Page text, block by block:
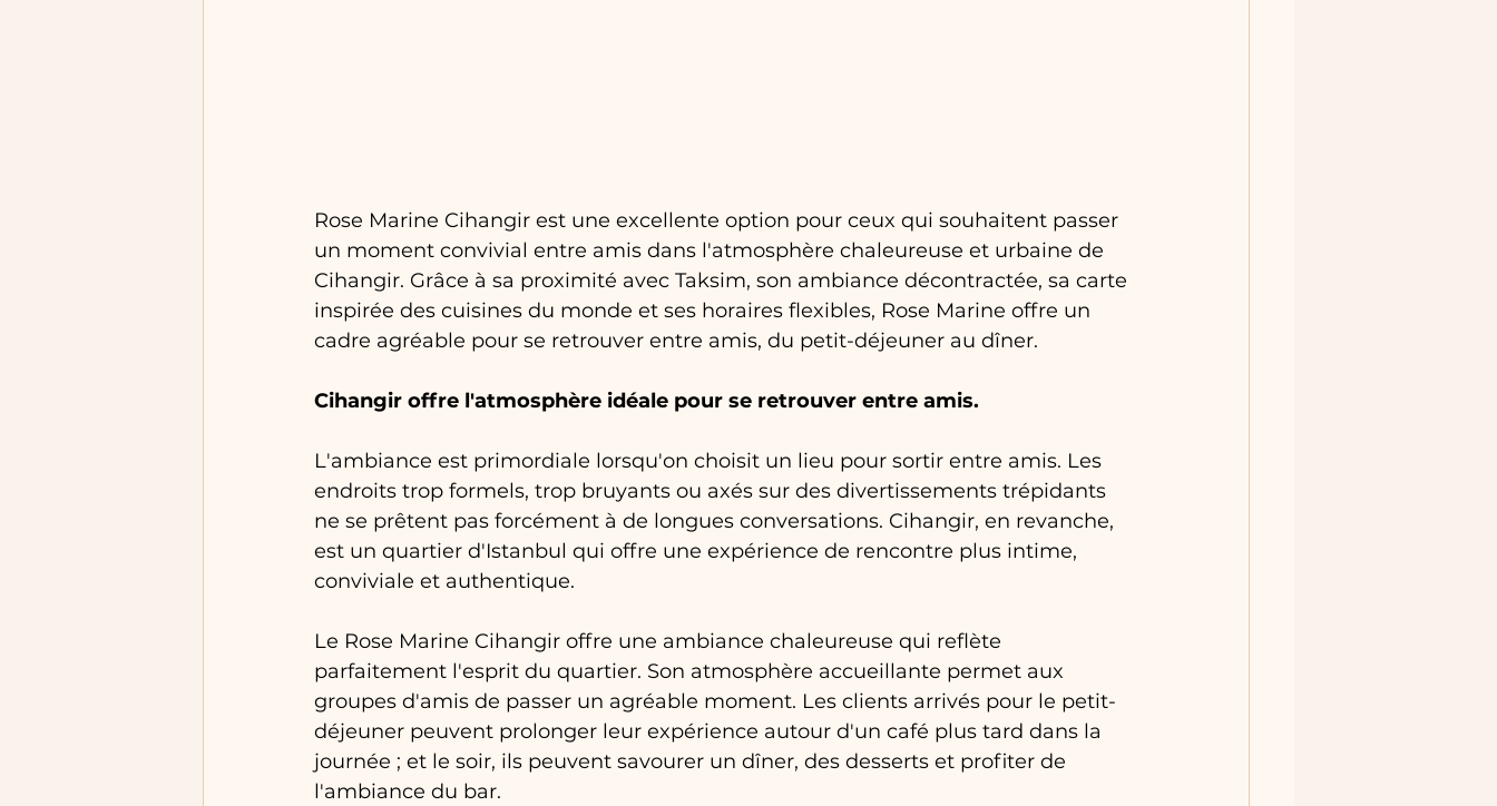
Rose Marine Cihangir est une excellente option pour ceux qui souhaitent passer
un moment convivial entre amis dans l'atmosphère chaleureuse et urbaine de
Cihangir. Grâce à sa proximité avec Taksim, son ambiance décontractée, sa carte
inspirée des cuisines du monde et ses horaires flexibles, Rose Marine offre un
cadre agréable pour se retrouver entre amis, du petit-déjeuner au dîner.
Cihangir offre l'atmosphère idéale pour se retrouver entre amis.
L'ambiance est primordiale lorsqu'on choisit un lieu pour sortir entre amis. Les
endroits trop formels, trop bruyants ou axés sur des divertissements trépidants
ne se prêtent pas forcément à de longues conversations. Cihangir, en revanche,
est un quartier d'Istanbul qui offre une expérience de rencontre plus intime,
conviviale et authentique.
Le Rose Marine Cihangir offre une ambiance chaleureuse qui reflète
parfaitement l'esprit du quartier. Son atmosphère accueillante permet aux
groupes d'amis de passer un agréable moment. Les clients arrivés pour le petit-
déjeuner peuvent prolonger leur expérience autour d'un café plus tard dans la
journée ; et le soir, ils peuvent savourer un dîner, des desserts et profiter de
l'ambiance du bar.